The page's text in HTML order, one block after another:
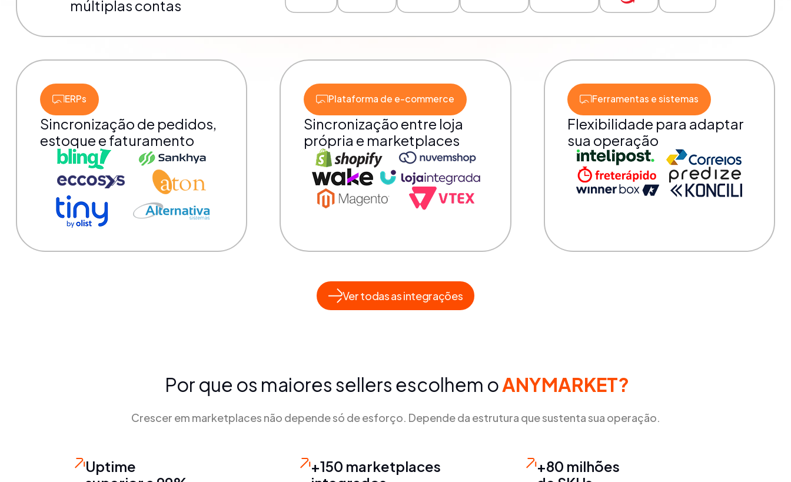
múltiplas contas
ERPs
Sincronização de pedidos,
estoque e faturamento
Plataforma de e-commerce
Sincronização entre loja
própria e marketplaces
Ferramentas e sistemas
Flexibilidade para adaptar
sua operação
Ver todas as integrações
Por que os maiores sellers escolhem oANYMARKET?
Crescer em marketplaces não depende só de esforço. Depende da estrutura que sustenta sua operação.
Uptime
+150 marketplaces
+80 milhões